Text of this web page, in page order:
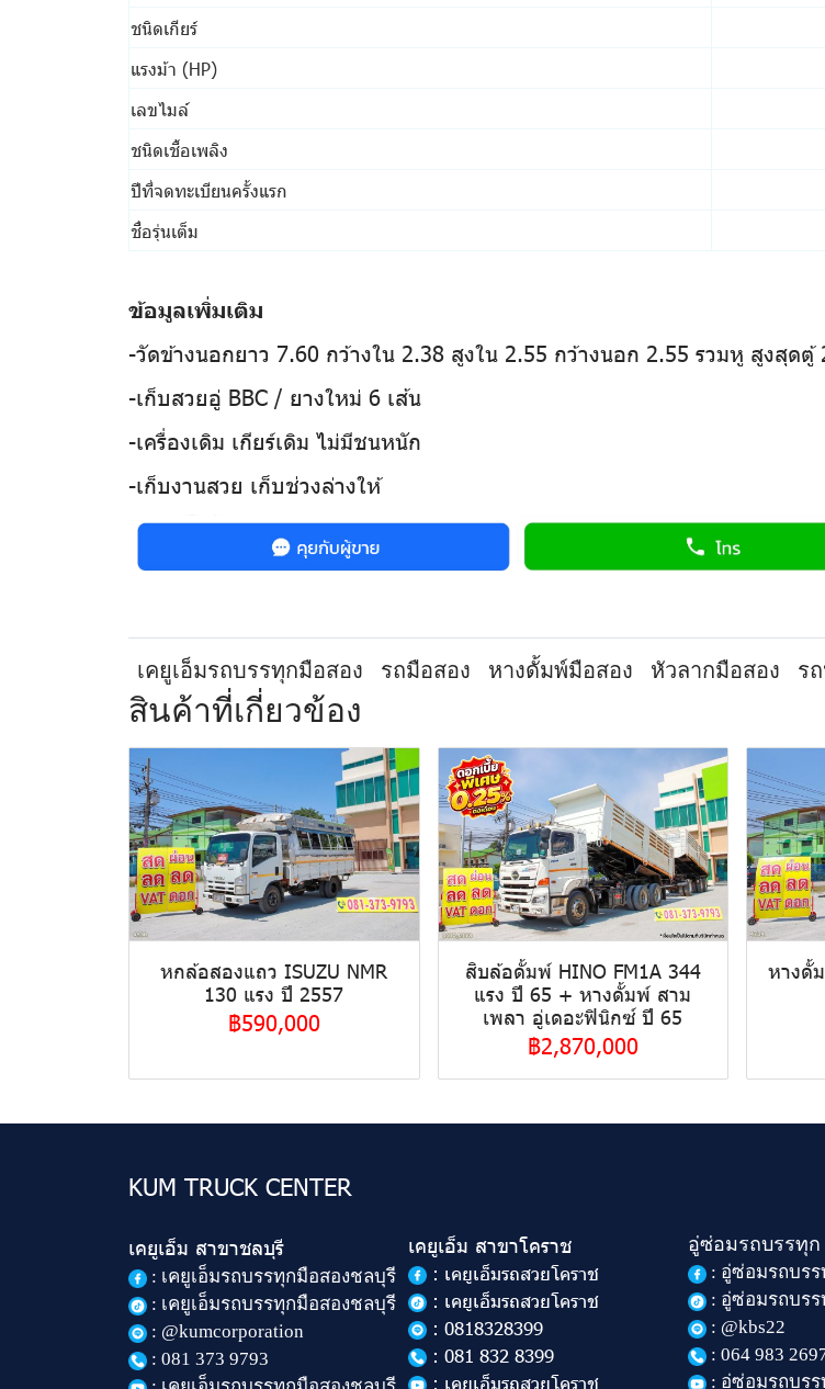
ชนิดเกียร์
แรงม้า (HP)
เลขไมล์
ชนิดเชื้อเพลิง
ปีที่จดทะเบียนครั้งแรก
ชื่อรุ่นเต็ม
ข้อมูลเพิ่มเติม
-วัดข้างนอกยาว 7.60 กว้างใน 2.38 สูงใน 2.55 กว้างนอก 2.55 รวมหู สูงสุดตู้
-เก็บสวยอู่ BBC / ยางใหม่ 6 เส้น
-เครื่องเดิม เกียร์เดิม ไม่มีชนหนัก
-เก็บงานสวย เก็บช่วงล่างให้
เคยูเอ็มรถบรรทุกมือสอง รถมือสอง หางดั้มพ์มือสอง หัวลากมือสอง ร
สินค้าที่เกี่ยวข้อง
หกล้อสองแถว ISUZU NMR
130 แรง ปี 2557
฿590,000
สิบล้อดั้มพ์ HINO FM1A 344
แรง ปี 65 + หางดั้มพ์ สาม
เพลา อู่เดอะฟินิกซ์ ปี 65
฿2,870,000
หางดั้
KUM TRUCK CENTER
เคยูเอ็ม สาขาชลบุรี
: เคยูเอ็มรถบรรทุกมือสองชลบุรี
: เคยูเอ็มรถบรรทุกมือสองชลบุรี
: @kumcorporation
: 081 373 9793
เคยูเอ็ม สาขาโคราช
: เคยูเอ็มรถสวยโคราช
: เคยูเอ็มรถสวยโคราช
: 0818328399
: 081 832 8399
: เคยูเอ็มรถสวยโคราช
อู่ซ่อมรถบรรทุก
: อู่ซ่อมรถบรร
: อู่ซ่อมรถบรร
: @kbs22
: 064 983
: อู่ซ่อมรถบรร